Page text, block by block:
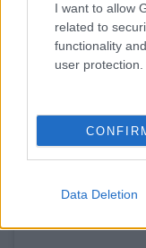
I want to allow
related to
functionality
user protection.
Data Deletion